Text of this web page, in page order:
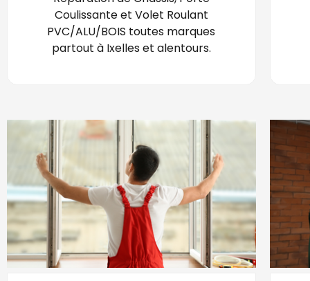
Coulissante et Volet Roulant
PVC/ALU/BOIS toutes marques
partout à Ixelles et alentours.